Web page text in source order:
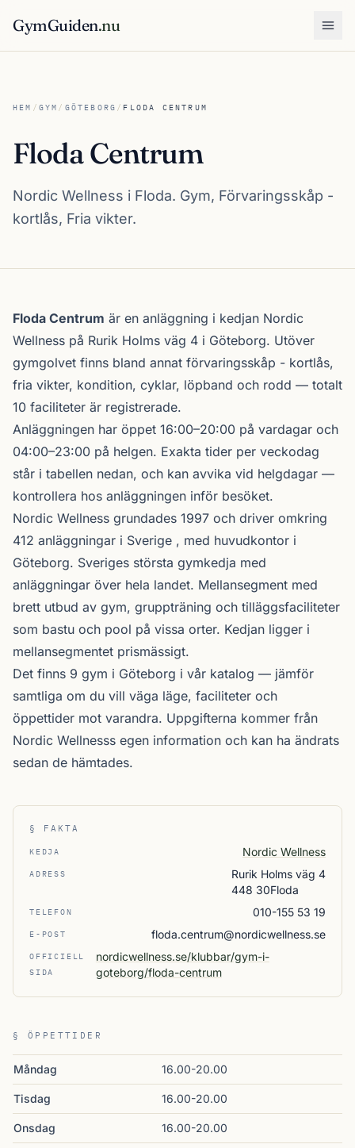
GymGuiden.nu
HEM / GYM / GÖTEBORG / FLODA CENTRUM
Floda Centrum
Nordic Wellness i Floda. Gym, Förvaringsskåp -
kortlås, Fria vikter.
Om Floda Centrum
Floda Centrum är en anläggning i kedjan Nordic
Wellness på Rurik Holms väg 4 i Göteborg. Utöver
gymgolvet finns bland annat förvaringsskåp - kortlås,
fria vikter, kondition, cyklar, löpband och rodd — totalt
10 faciliteter är registrerade.
Anläggningen har öppet 16:00–20:00 på vardagar och
04:00–23:00 på helgen. Exakta tider per veckodag
står i tabellen nedan, och kan avvika vid helgdagar —
kontrollera hos anläggningen inför besöket.
Nordic Wellness grundades 1997 och driver omkring
412 anläggningar i Sverige , med huvudkontor i
Göteborg. Sveriges största gymkedja med
anläggningar över hela landet. Mellansegment med
brett utbud av gym, gruppträning och tilläggsfaciliteter
som bastu och pool på vissa orter. Kedjan ligger i
mellansegmentet prismässigt.
Det finns 9 gym i Göteborg i vår katalog — jämför
samtliga om du vill väga läge, faciliteter och
öppettider mot varandra. Uppgifterna kommer från
Nordic Wellnesss egen information och kan ha ändrats
sedan de hämtades.
§ FAKTA
KEDJA Nordic Wellness
ADRESS
Rurik Holms väg 4
448 30Floda
TELEFON 010-155 53 19
E-POST floda.centrum@nordicwellness.se
OFFICIELL
SIDA
nordicwellness.se/klubbar/gym-i-
goteborg/floda-centrum
§ ÖPPETTIDER
Måndag 16.00-20.00
Tisdag 16.00-20.00
Onsdag 16.00-20.00